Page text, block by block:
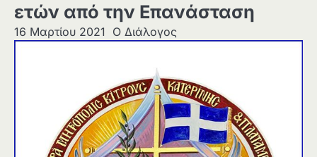
ετών από την Επανάσταση
16 Μαρτίου 2021 Ο Διάλογος